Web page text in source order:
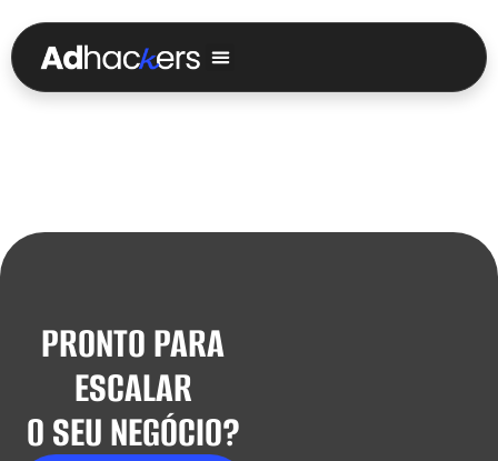
AUTOR:GUSTAVOR
PRONTO PARA
ESCALAR
O SEU NEGÓCIO?